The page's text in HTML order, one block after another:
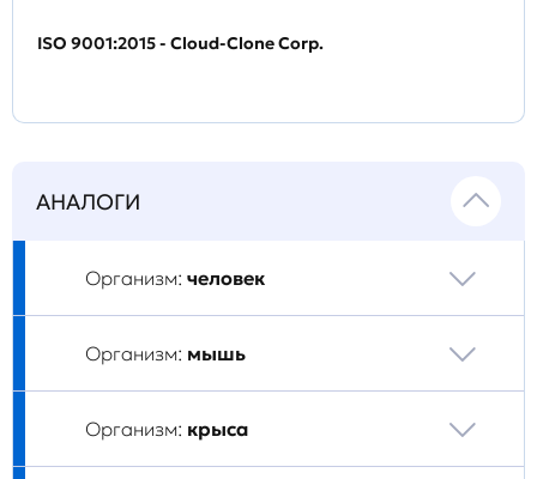
ISO 9001:2015 - Cloud-Clone Corp.
АНАЛОГИ
Организм: человек
Организм: мышь
Организм: крыса